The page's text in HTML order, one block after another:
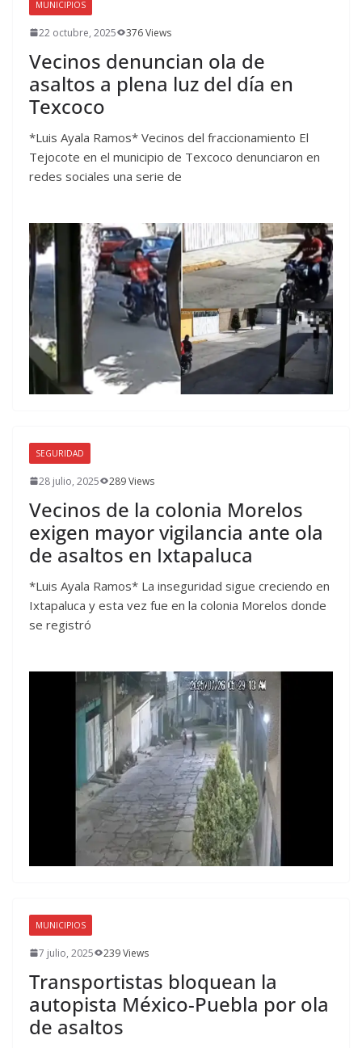
MUNICIPIOS
22 octubre, 2025 376 Views
Vecinos denuncian ola de
asaltos a plena luz del día en
Texcoco
*Luis Ayala Ramos* Vecinos del fraccionamiento El
Tejocote en el municipio de Texcoco denunciaron en
redes sociales una serie de
SEGURIDAD
28 julio, 2025 289 Views
Vecinos de la colonia Morelos
exigen mayor vigilancia ante ola
de asaltos en Ixtapaluca
*Luis Ayala Ramos* La inseguridad sigue creciendo en
Ixtapaluca y esta vez fue en la colonia Morelos donde
se registró
MUNICIPIOS
7 julio, 2025 239 Views
Transportistas bloquean la
autopista México-Puebla por ola
de asaltos